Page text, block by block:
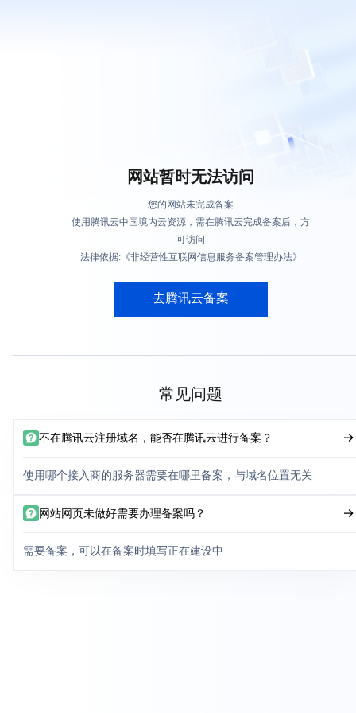
网站暂时无法访问
您的网站未完成备案
使用腾讯云中国境内云资源，需在腾讯云完成备案后，方
可访问
法律依据:《非经营性互联网信息服务备案管理办法》
去腾讯云备案
常见问题
不在腾讯云注册域名，能否在腾讯云进行备案？
使用哪个接入商的服务器需要在哪里备案，与域名位置无关
网站网页未做好需要办理备案吗？
需要备案，可以在备案时填写正在建设中